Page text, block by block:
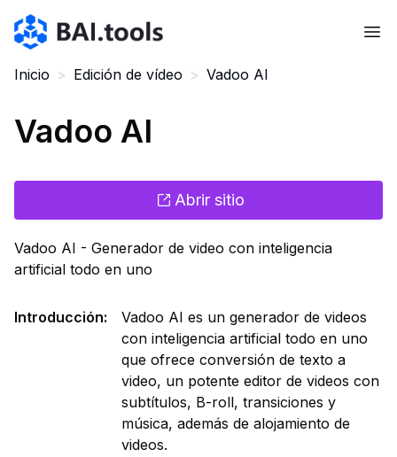
Bai.tools
Inicio > Edición de vídeo > Vadoo AI
Vadoo AI
Abrir sitio
Vadoo AI - Generador de video con inteligencia
artificial todo en uno
Introducción:
Vadoo AI es un generador de videos
con inteligencia artificial todo en uno
que ofrece conversión de texto a
video, un potente editor de videos con
subtítulos, B-roll, transiciones y
música, además de alojamiento de
videos.